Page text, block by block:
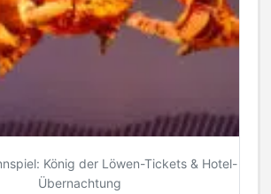
König der Löwen-Tickets & Hotel-
Übernachtung